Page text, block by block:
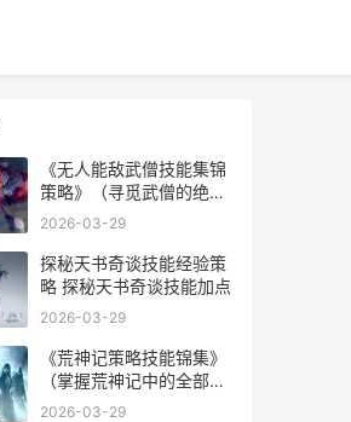
《无人能敌武僧技能集锦
策略》（寻觅武僧的绝世
武技 无人能敌游戏
2026-03-29
探秘天书奇谈技能经验策
略 探秘天书奇谈技能加点
2026-03-29
《荒神记策略技能锦集》
（掌握荒神记中的全部技
能 神荒纪百度百科女主
2026-03-29